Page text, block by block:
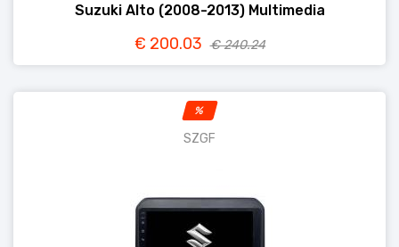
Suzuki Alto (2008-2013) Multimedia
€ 200.03 € 240.24
%
SZGF